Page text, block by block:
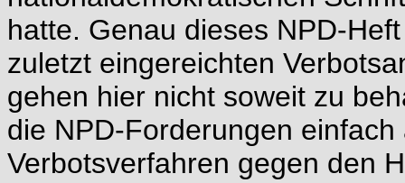
hatte. Genau dieses NPD-
zuletzt eingereichten
gehen hier nicht soweit zu
die NPD-Forderungen
Verbotsverfahren gegen den